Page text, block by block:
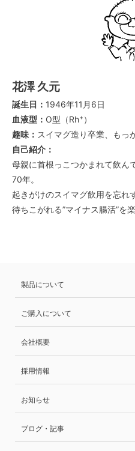
花澤 久元
誕生日： 1946年11月6日
血液型： O型（Rh+ ）
趣味： スイマグ造り卒業、もっ
自己紹介：
母親に首根っこつかまれて飲ん
70年。
起きがけのスイマグ飲用を忘れ
待ちこがれる”マイナス腸活”を
製品について
ご購入について
会社概要
採用情報
お知らせ
ブログ・記事